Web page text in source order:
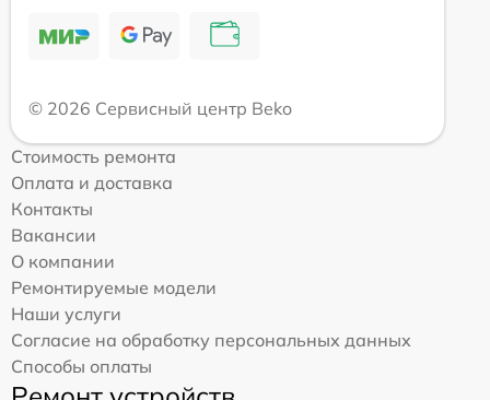
© 2026 Сервисный центр Beko
Стоимость ремонта
Оплата и доставка
Контакты
Вакансии
О компании
Ремонтируемые модели
Наши услуги
Согласие на обработку персональных данных
Способы оплаты